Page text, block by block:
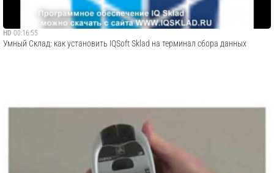
HD 00:16:55
Умный Склад: как установить IQSoft Sklad на терминал сбора данных